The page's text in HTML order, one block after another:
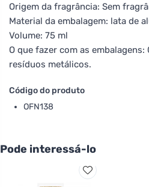
Origem da fragrância: Sem
Material da embalagem: lata de
Volume: 75 ml
O que fazer com as
resíduos metálicos.
Código do produto
OFN138
Pode interessá-lo